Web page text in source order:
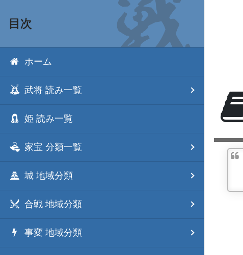
目次
ホーム
武将 読み一覧
姫 読み一覧
家宝 分類一覧
城 地域分類
合戦 地域分類
事変 地域分類